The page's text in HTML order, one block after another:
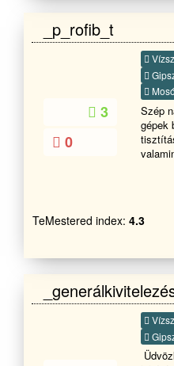
hogy a
a
_p_rofib_t
3
0
Szép
gépek
TeMestered index: 4.3